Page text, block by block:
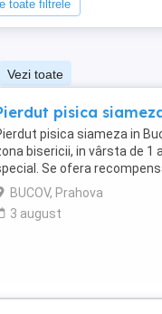
toate filtrele
Vezi toate
pisica
pisica siameza in
bisericii, in vârsta de
Se ofera
BUCOV, Prahova
3 august